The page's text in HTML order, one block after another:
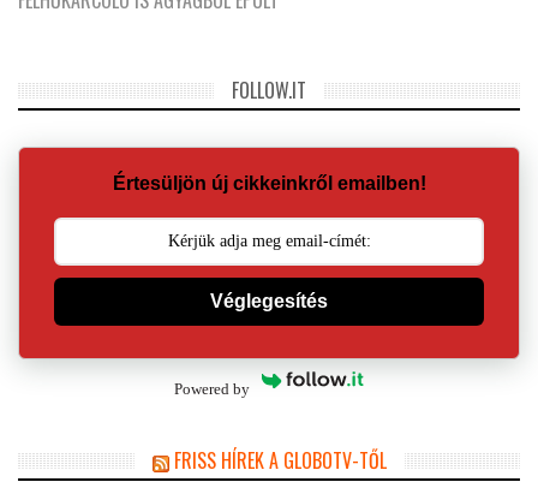
FOLLOW.IT
Értesüljön új cikkeinkről emailben!
Véglegesítés
Powered by
FRISS HÍREK A GLOBOTV-TŐL